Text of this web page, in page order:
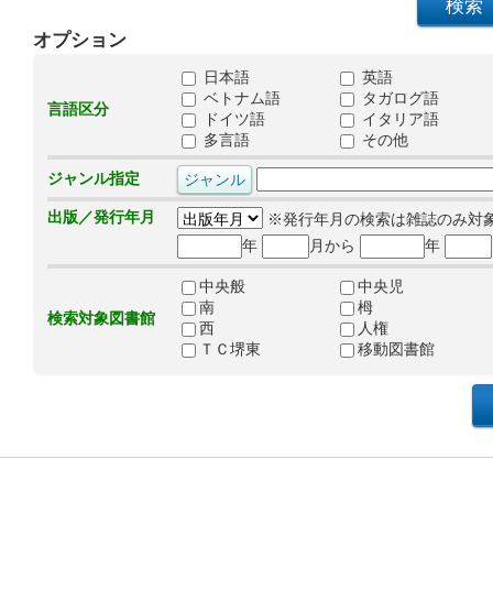
オプション
言語区分
日本語
英語
ベトナム語
タガログ語
ドイツ語
イタリア語
多言語
その他
ジャンル指定
出版／発行年月
※発行年月の検索は雑誌のみ対
年
月から 年
検索対象図書館
中央般
中央児
南
栂
西
人権
ＴＣ堺東
移動図書館